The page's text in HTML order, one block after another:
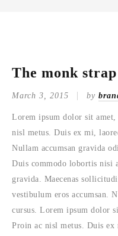
The monk strap
March 3, 2015 by
Lorem ipsum dolor sit
nisl metus. Duis ex mi,
Nullam accumsan gravida
Duis commodo lobortis nisi
gravida. Maecenas
vestibulum eros accumsan.
cursus. Lorem ipsum dolor
Proin ac nisl metus. Duis ex